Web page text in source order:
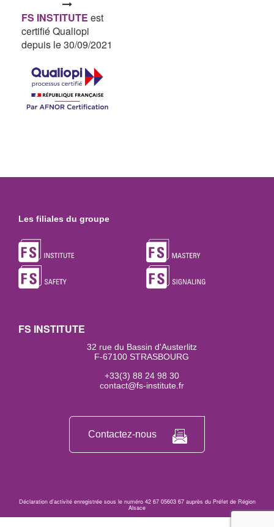
FS INSTITUTE est
certifié Qualiopi
depuis le 30/09/2021
Les filiales du groupe
FS INSTITUTE
32 rue du Bassin d'Austerlitz
F-67100 STRASBOURG
+33(3) 88 24 98 30
contact@fs-institute.fr
Contactez-nous
Déclaration d’activité enregistrée sous le numéro 42 67 05603 67 auprès du Préfet de Région
Alsace